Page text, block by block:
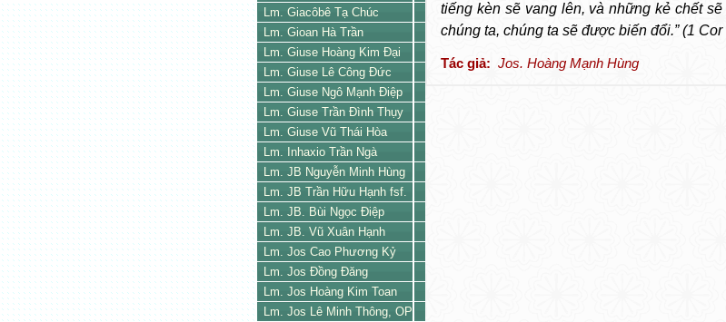
Lm. Giacôbê Tạ Chúc
Lm. Gioan Hà Trần
Lm. Giuse Hoàng Kim Đại
Lm. Giuse Lê Công Đức
Lm. Giuse Ngô Mạnh Điệp
Lm. Giuse Trần Đình Thụy
Lm. Giuse Vũ Thái Hòa
Lm. Inhaxio Trần Ngà
Lm. JB Nguyễn Minh Hùng
Lm. JB Trần Hữu Hạnh fsf.
Lm. JB. Bùi Ngọc Điệp
Lm. JB. Vũ Xuân Hạnh
Lm. Jos Cao Phương Kỷ
Lm. Jos Đồng Đăng
Lm. Jos Hoàng Kim Toan
Lm. Jos Lê Minh Thông, OP
tiếng kèn sẽ vang lên, và những kẻ chết
chúng ta, chúng ta sẽ được biến đổi.” (1 Cor
Tác giả: Jos. Hoàng Mạnh Hùng